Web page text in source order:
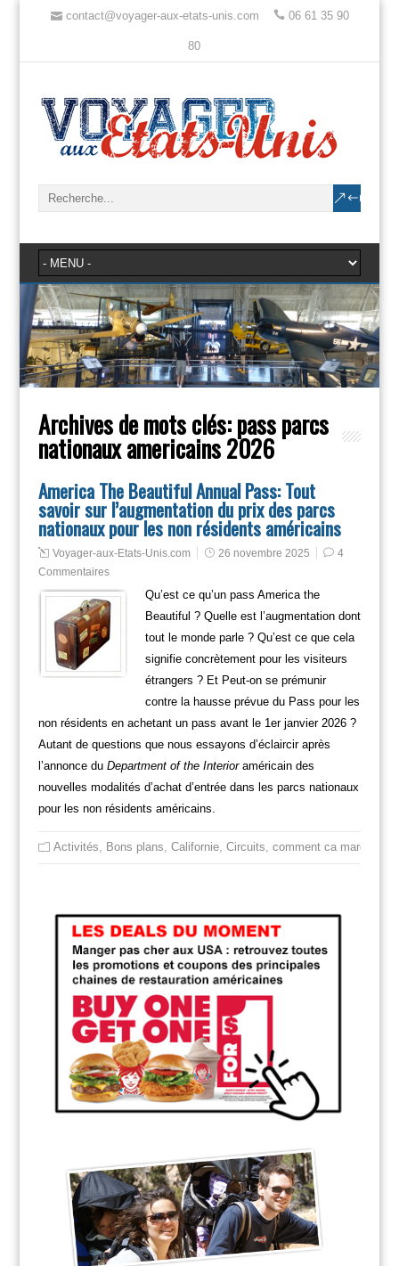
contact@voyager-aux-etats-unis.com 06 61 35 90
80
Archives de mots clés:pass parcs
nationaux americains 2026
America The Beautiful Annual Pass: Tout
savoir sur l’augmentation du prix des parcs
nationaux pour les non résidents américains
Voyager-aux-Etats-Unis.com 26 novembre 2025
4
Commentaires
Qu’est ce qu’un pass America the
Beautiful ? Quelle est l’augmentation dont
tout le monde parle ? Qu’est ce que cela
signifie concrètement pour les visiteurs
étrangers ? Et Peut-on se prémunir
contre la hausse prévue du Pass pour les
non résidents en achetant un pass avant le 1er janvier 2026 ?
Autant de questions que nous essayons d’éclaircir après
l’annonce du Department of the Interioraméricain des
nouvelles modalités d’achat d’entrée dans les parcs nationaux
pour les non résidents américains.
Activités Bons plans Californie, Circuits comment ca marche